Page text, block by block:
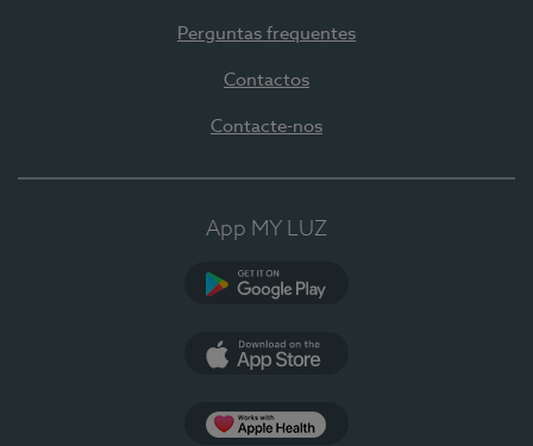
Perguntas frequentes
Contactos
Contacte-nos
App MY LUZ